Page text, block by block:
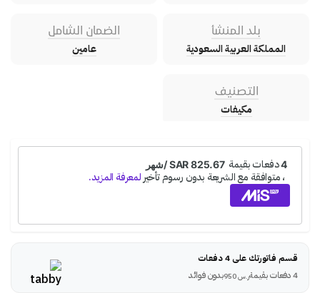
بلد المنشأ
المملكة العربية السعودية
الضمان الشامل
عامين
التصنيف
مكيفات
قسم فاتورتك على 4 دفعات
4 دفعات بقيمة
ر.س بدون فوائد